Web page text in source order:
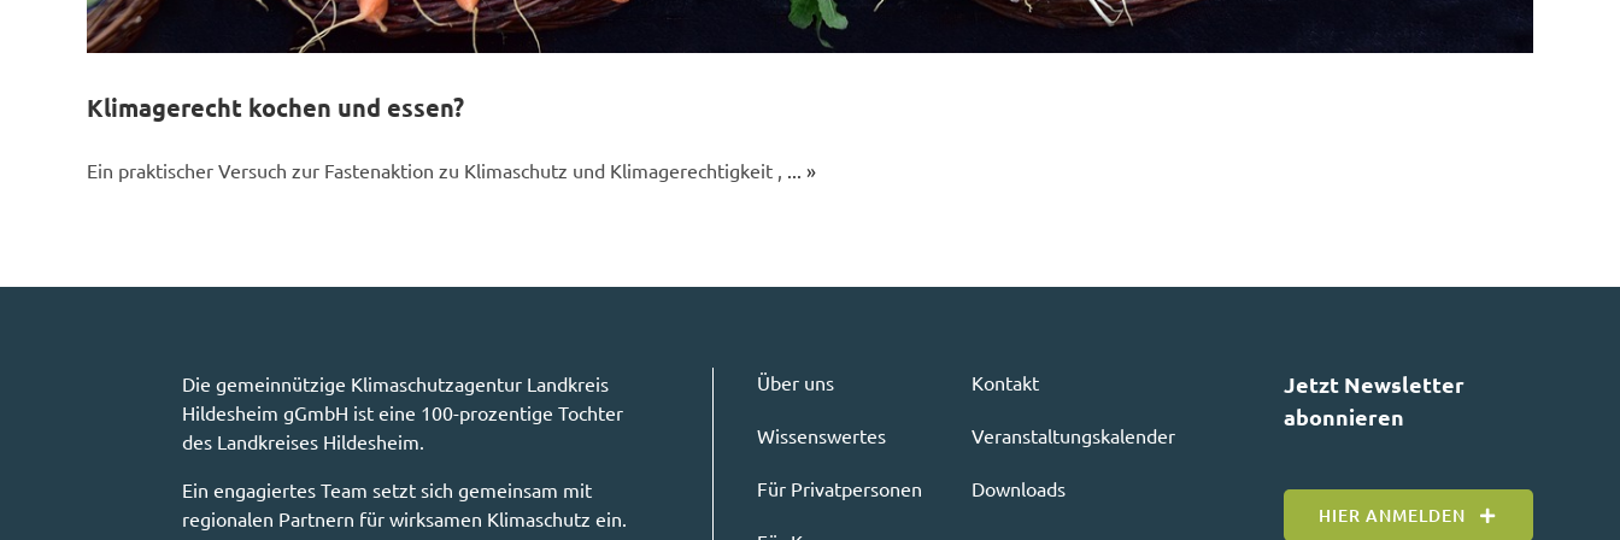
Klimagerecht kochen und essen?
Ein praktischer Versuch zur Fastenaktion zu Klimaschutz und Klimagerechtigkeit , ... »
Die gemeinnützige Klimaschutzagentur Landkreis
Hildesheim gGmbH ist eine 100-prozentige Tochter
des Landkreises Hildesheim.
Ein engagiertes Team setzt sich gemeinsam mit
regionalen Partnern für wirksamen Klimaschutz ein.
Über uns
Wissenswertes
Für Privatpersonen
Kontakt
Veranstaltungskalender
Downloads
Jetzt Newsletter
abonnieren
HIER ANMELDEN